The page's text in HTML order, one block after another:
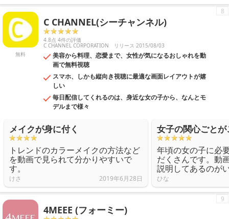
無料
C CHANNEL(シーチャンネル)
4.8点 4件の評価
C CHANNEL CORPORATION リリース 2015/08/03
美容から料理、恋愛まで、女性が気になるおしゃれを動
画で無料視聴
スマホ、しかも縦向き視聴に最適な画面レイアウトが嬉
しい
毎日配信してくれるのは、身近な女の子から、なんとモ
デルまで様々
8
メイクが身に付く
トレンドのカラーメイクの方法など
を動画で見られて分かりやすいで
す。
けさ 2019年6月28日
女子の関心ごと
年頃の女の子に必
だくさんです。動
説明してあるのが
ひな
4MEEE (フォーミー)
9